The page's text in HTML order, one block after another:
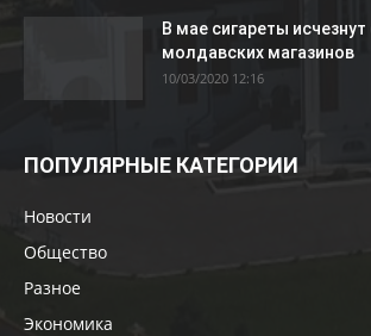
В мае сигареты
молдавских магазинов
10/03/2020 12:16
ПОПУЛЯРНЫЕ КАТЕГОРИИ
Новости
Общество
Разное
Экономика